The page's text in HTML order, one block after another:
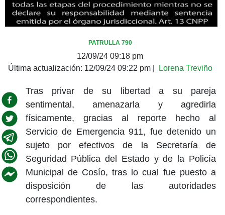
PATRULLA 790
12/09/24 09:18 pm
Última actualización: 12/09/24 09:22 pm| Lorena Treviño
Tras privar de su libertad a su pareja
sentimental, amenazarla y agredirla
físicamente, gracias al reporte hecho al
Servicio de Emergencia 911, fue detenido un
sujeto por efectivos de la Secretaría de
Seguridad Pública del Estado y de la Policía
Municipal de Cosío, tras lo cual fue puesto a
disposición de las autoridades
correspondientes.